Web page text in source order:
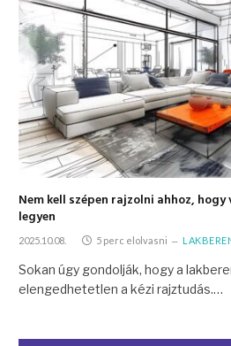
Nem kell szépen rajzolni ahhoz,
legyen
2025.10.08. 5 perc elolvasni
Sokan úgy gondolják, hogy a
elengedhetetlen a kézi rajztudás.…